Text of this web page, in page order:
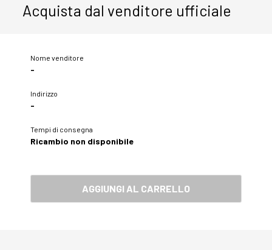
Acquista dal venditore ufficiale
Nome venditore
-
Indirizzo
-
Tempi di consegna
Ricambio non disponibile
AGGIUNGI AL CARRELLO